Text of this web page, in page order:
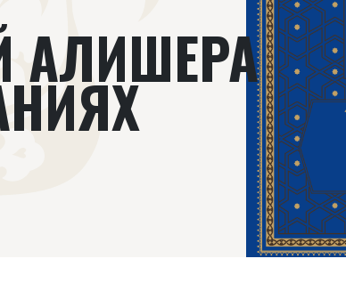
АЛИШЕРА